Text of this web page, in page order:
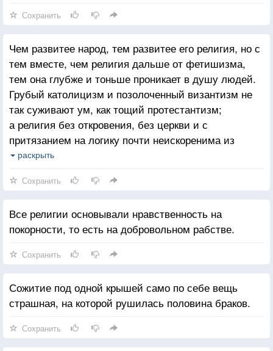
Сохранить
Чем развитее народ, тем развитее его религия, но с
тем вместе, чем религия дальше от фетишизма,
тем она глубже и тоньше проникает в душу людей.
Грубый католицизм и позолоченный византизм не
так суживают ум, как тощий протестантизм;
а религия без откровения, без церкви и с
притязанием на логику почти неискоренима из
головы поверхностных умов, равно не имеющих ни
чтоб рассуждать.
раскрыть
Сохранить
Все религии основывали нравственность на
покорности, то есть на добровольном рабстве.
Сохранить
Сожитие под одной крышей само по себе вещь
страшная, на которой рушилась половина браков.
Сохранить